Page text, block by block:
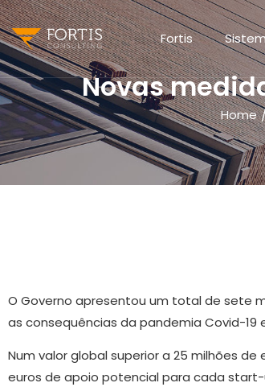
Fortis
Novas
Home
O Governo apresentou um total de sete
as consequências da pandemia Covid-
Num valor global superior a 25 milhões
euros de apoio potencial para cada start-